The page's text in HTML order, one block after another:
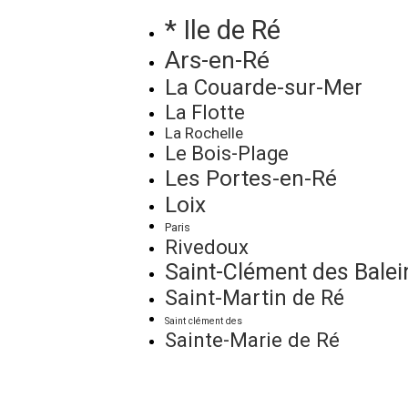
* Ile de Ré
Ars-en-Ré
La Couarde-sur-Mer
La Flotte
La Rochelle
Le Bois-Plage
Les Portes-en-Ré
Loix
Paris
Rivedoux
Saint-Clément des
Saint-Martin de Ré
Saint clément des
Sainte-Marie de Ré